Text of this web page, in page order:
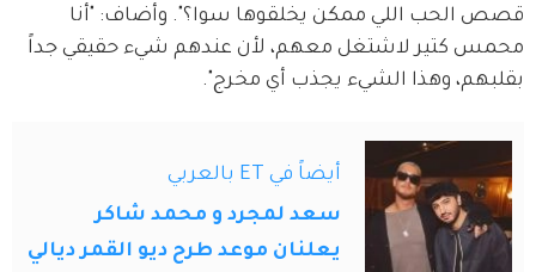
قصص الحب اللي ممكن يخلقوها سوا؟". وأضاف: "أنا
محمس كتير لاشتغل معهم، لأن عندهم شيء حقيقي جداً
بقلبهم، وهذا الشيء يجذب أي مخرج".
أيضاً في ET بالعربي
سعد لمجرد و محمد شاكر
يعلنان موعد طرح ديو القمر ديالي